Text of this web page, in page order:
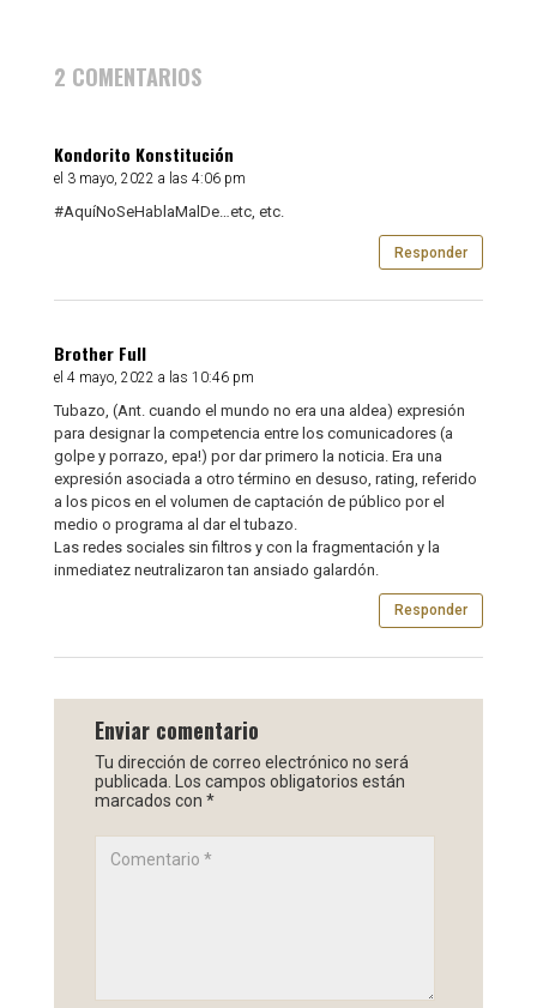
2 COMENTARIOS
Kondorito Konstitución
el 3 mayo, 2022 a las 4:06 pm
#AquíNoSeHablaMalDe…etc, etc.
Responder
Brother Full
el 4 mayo, 2022 a las 10:46 pm
Tubazo, (Ant. cuando el mundo no era una aldea) expresión
para designar la competencia entre los comunicadores (a
golpe y porrazo, epa!) por dar primero la noticia. Era una
expresión asociada a otro término en desuso, rating, referido
a los picos en el volumen de captación de público por el
medio o programa al dar el tubazo.
Las redes sociales sin filtros y con la fragmentación y la
inmediatez neutralizaron tan ansiado galardón.
Responder
Enviar comentario
Tu dirección de correo electrónico no será
publicada. Los campos obligatorios están
marcados con *